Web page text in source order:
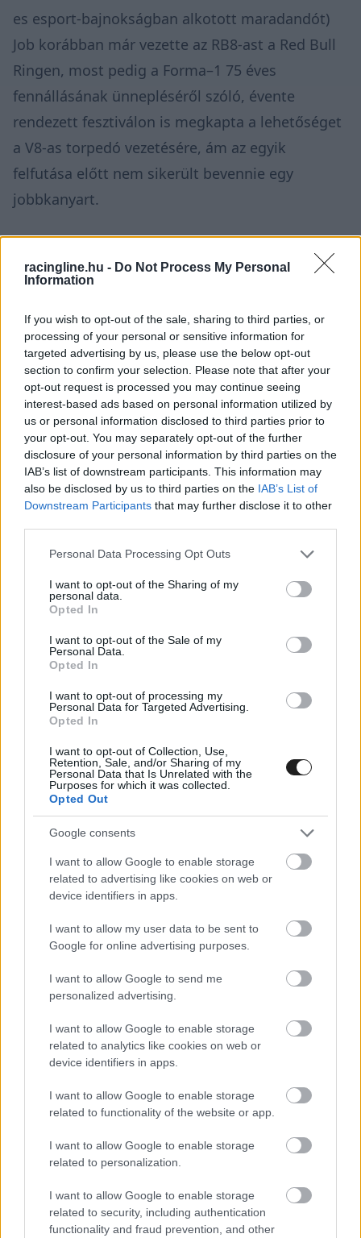
racingline.hu - Do Not Process My Personal
Information
If you wish to opt-out of the sale, sharing to third parties, or
processing of your personal or sensitive information for
targeted advertising by us, please use the below opt-out
section to confirm your selection. Please note that after your
opt-out request is processed you may continue seeing
interest-based ads based on personal information utilized by
us or personal information disclosed to third parties prior to
your opt-out. You may separately opt-out of the further
disclosure of your personal information by third parties on the
IAB’s list of downstream participants. This information may
also be disclosed by us to third parties on the IAB’s List of
Downstream Participants that may further disclose it to other
Please note that this website/app uses one or more Google
not limited to your visit or usage behaviour. You may click to
grant or deny consent to Google and its third-party tags to
use your data for below specified purposes in below Google
consent section.
Personal Data Processing Opt Outs
I want to opt-out of the Sharing of my
personal data.
Opted In
I want to opt-out of the Sale of my
Personal Data.
Opted In
I want to opt-out of processing my
Personal Data for Targeted Advertising.
Opted In
I want to opt-out of Collection, Use,
Retention, Sale, and/or Sharing of my
Personal Data that Is Unrelated with the
Purposes for which it was collected.
Opted Out
Google consents
I want to allow Google to enable storage
related to advertising like cookies on web or
device identifiers in apps.
I want to allow my user data to be sent to
Google for online advertising purposes.
I want to allow Google to send me
personalized advertising.
I want to allow Google to enable storage
related to analytics like cookies on web or
device identifiers in apps.
I want to allow Google to enable storage
related to functionality of the website or app.
I want to allow Google to enable storage
related to personalization.
I want to allow Google to enable storage
related to security, including authentication
functionality and fraud prevention, and other
es esport-bajnokságban alkotott maradandót)
Job korábban már vezette az RB8-ast a Red Bull
Ringen, most pedig a Forma–1 75 éves
fennállásának ünnepléséről szóló, évente
rendezett fesztiválon is megkapta a lehetőséget
a V8-as torpedó vezetésére, ám az egyik
felfutása előtt nem sikerült bevennie egy
jobbkanyart.
Az igencsak furcsa balesetet nézői felvételek
örökítették meg, az autó mozgásából és
Job hagyta túlságosan leesni a motor
fordulatszámát, amitől bekapcsolt a
lefulladásgátló, a valódi F1-es autóval
tapasztalatlan esportoló pedig nem húzta be a
kuplungot, így a lefulladásgátló a falba vezette.
Íme az eset két szemszögből:
@_studyingxx_
#redbull #crash #goodwoodfestivalofspeed
#4upage #f1 #fyp
♬ original sound – _studyingxx_